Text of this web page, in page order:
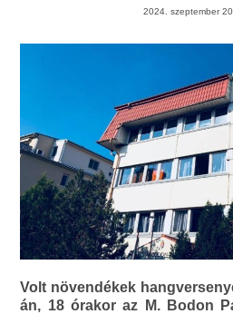
2024. szeptember
Volt növendékek
án, 18 órakor az M. Bodon